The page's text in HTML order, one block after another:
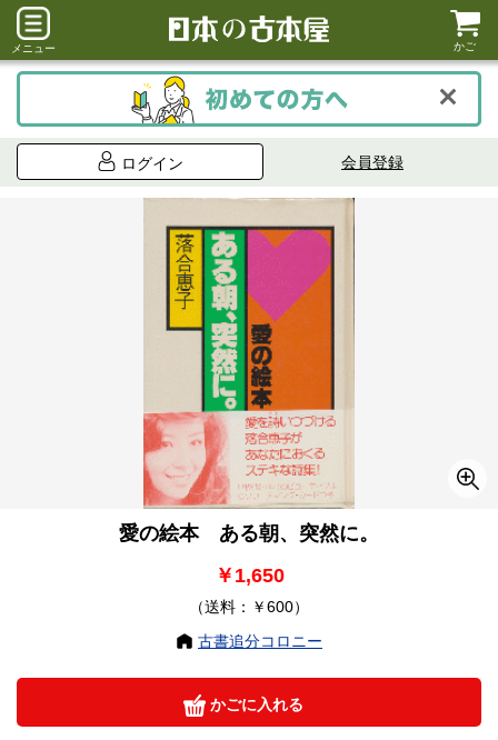
メニュー かご
ログイン 会員登録
愛の絵本 ある朝、突然に。
￥1,650
（送料：￥600）
古書追分コロニー
かごに入れる